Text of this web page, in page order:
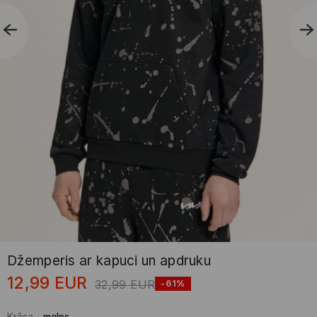
Džemperis ar kapuci un apdruku
12,99 EUR 32,99 EUR -61%